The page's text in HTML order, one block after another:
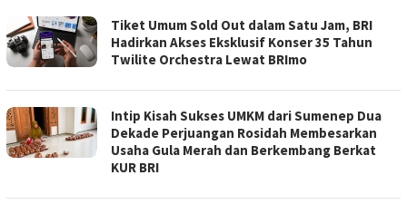
Tiket Umum Sold Out dalam Satu Jam, BRI
Hadirkan Akses Eksklusif Konser 35 Tahun
Twilite Orchestra Lewat BRImo
Intip Kisah Sukses UMKM dari Sumenep Dua
Dekade Perjuangan Rosidah Membesarkan
Usaha Gula Merah dan Berkembang Berkat
KUR BRI